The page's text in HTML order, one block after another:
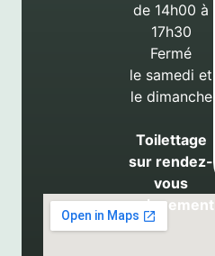
de 14h00 à
17h30
Fermé
le samedi et
le dimanche
Toilettage
sur rendez-
vous
uniquement